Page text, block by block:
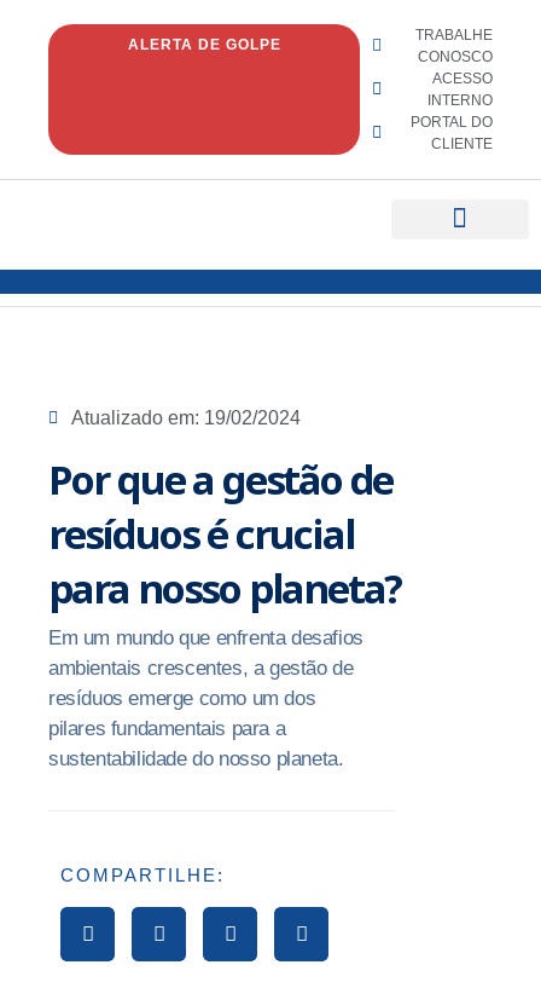
ALERTA DE GOLPE
TRABALHE
CONOSCO
ACESSO
INTERNO
PORTAL DO
CLIENTE
Atualizado em: 19/02/2024
Por que a gestão de
resíduos é crucial
para nosso planeta?
Em um mundo que enfrenta desafios
ambientais crescentes, a gestão de
resíduos emerge como um dos
pilares fundamentais para a
sustentabilidade do nosso planeta.
COMPARTILHE: